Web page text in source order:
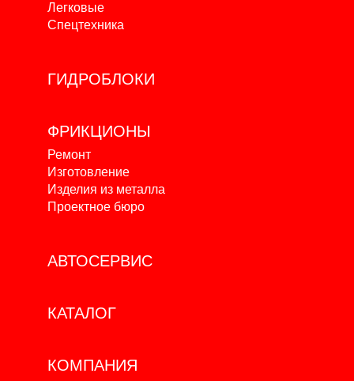
Легковые
Спецтехника
ГИДРОБЛОКИ
ФРИКЦИОНЫ
Ремонт
Изготовление
Изделия из металла
Проектное бюро
АВТОСЕРВИС
КАТАЛОГ
КОМПАНИЯ